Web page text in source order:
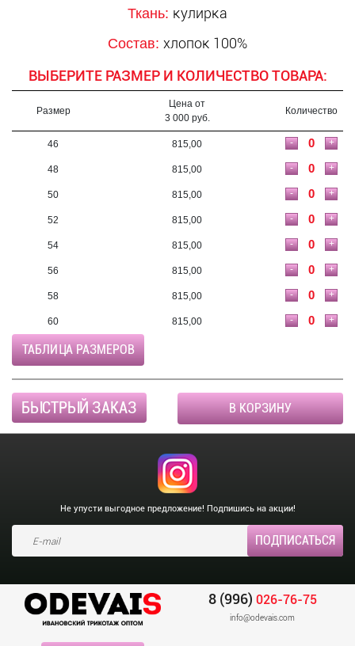
Ткань: кулирка
Состав: хлопок 100%
ВЫБЕРИТЕ РАЗМЕР И КОЛИЧЕСТВО ТОВАРА:
Размер
Цена от
3 000 руб.
Количество
46 815,00 +
-
48 815,00 +
-
50 815,00 +
-
52 815,00 +
-
54 815,00 +
-
56 815,00 +
-
58 815,00 +
-
60 815,00 +
-
ТАБЛИЦА РАЗМЕРОВ
БЫСТРЫЙ ЗАКАЗ В КОРЗИНУ
Не упусти выгодное предложение! Подпишись на акции!
8 (996) 026-76-75
info@odevais.com